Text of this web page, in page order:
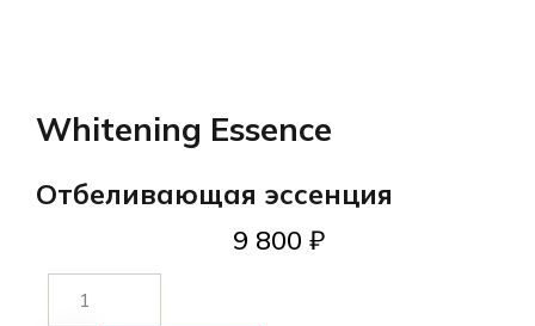
Whitening Essence
Отбеливающая эссенция
9 800 ₽
Количество